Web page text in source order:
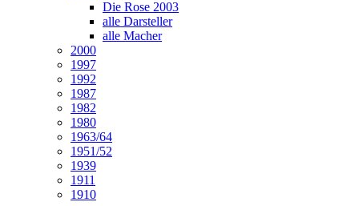
Die Rose 2003
alle Darsteller
alle Macher
2000
1997
1992
1987
1982
1980
1963/64
1951/52
1939
1911
1910